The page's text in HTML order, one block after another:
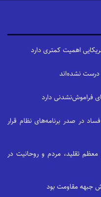
اهمیت کمتری دارد
نشده‌اند
فراموش‌نشدنی دارد
در صدر برنامه‌های نظام قرار
معظم تقلید، مردم و روحانیت در
جبهه مقاومت بود